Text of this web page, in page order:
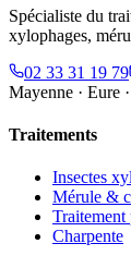
Spécialiste du
xylophages,
02 33 31 19 79
Mayenne · Eure
Traitements
Insectes
Mérule &
Charpente